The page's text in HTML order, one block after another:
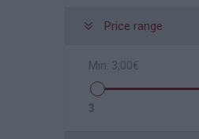
Price range
Min: 3,00€
3